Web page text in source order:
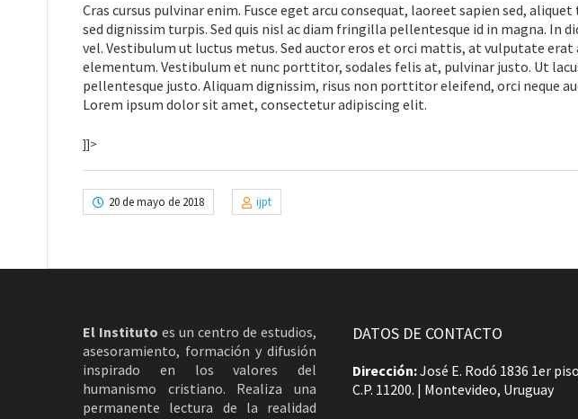
Cras cursus pulvinar enim. Fusce eget arcu consequat, laoreet sapien sed,
sed dignissim turpis. Sed quis nisl ac diam fringilla pellentesque id in magna.
vel. Vestibulum ut luctus metus. Sed auctor eros et orci mattis, at vulputate erat
elementum. Vestibulum et nunc porttitor, sodales felis at, pulvinar justo. Ut
pellentesque justo. Aliquam dignissim, risus non porttitor eleifend, orci neque
Lorem ipsum dolor sit amet, consectetur adipiscing elit.
]]>
20 de mayo de 2018 ijpt
El Instituto es un centro de estudios,
asesoramiento, formación y difusión
inspirado en los valores del
humanismo cristiano. Realiza una
permanente lectura de la realidad
DATOS DE CONTACTO
Dirección:José E. Rodó 1836 1er
C.P. 11200. | Montevideo, Uruguay